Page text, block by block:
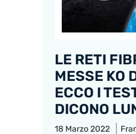
LE RETI
MESSE KO
ECCO I
DICONO
18 Marzo 2022